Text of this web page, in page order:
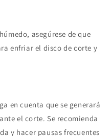
asegúrese de que
enfriar el disco de corte y
en cuenta que se generará
el corte. Se recomienda
y hacer pausas frecuentes